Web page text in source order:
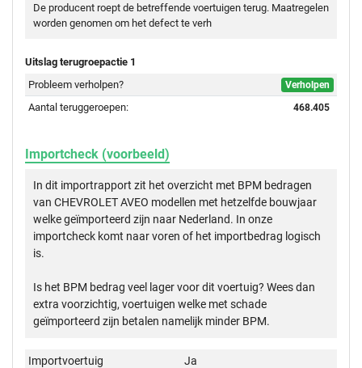
De producent roept de betreffende voertuigen terug. Maatregelen
worden genomen om het defect te verh
Uitslag terugroepactie 1
Probleem verholpen?
Verholpen
Aantal teruggeroepen: 468.405
Importcheck (voorbeeld)
In dit importrapport zit het overzicht met BPM bedragen
van CHEVROLET AVEO modellen met hetzelfde bouwjaar
welke geïmporteerd zijn naar Nederland. In onze
importcheck komt naar voren of het importbedrag logisch
is.
Is het BPM bedrag veel lager voor dit voertuig? Wees dan
extra voorzichtig, voertuigen welke met schade
geïmporteerd zijn betalen namelijk minder BPM.
Importvoertuig
Ja